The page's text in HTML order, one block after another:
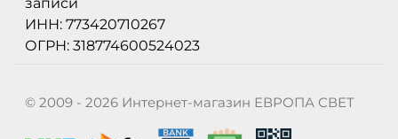
записи
ИНН: 773420710267
ОГРН: 318774600524023
© 2009 - 2026 Интернет-магазин ЕВРОПА СВЕТ